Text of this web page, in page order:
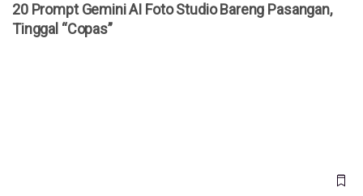
20 Prompt Gemini AI Foto Studio Bareng Pasangan,
Tinggal “Copas”